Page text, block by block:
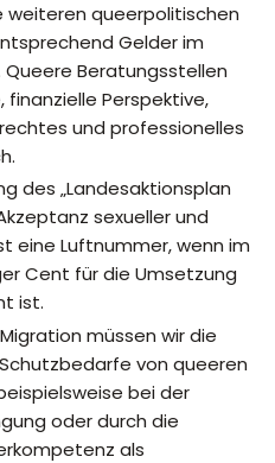
weiteren queerpolitischen
Gelder im
Beratungsstellen
finanzielle Perspektive,
und professionelles
des „Landesaktionsplan
sexueller und
eine Luftnummer, wenn im
Cent für die Umsetzung
ist.
müssen wir die
von queeren
bei der
oder durch die
als